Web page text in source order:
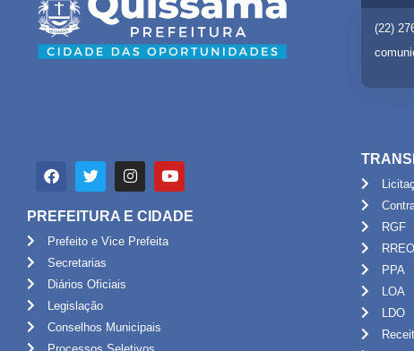
(22)
PREFEITURA E CIDADE
Prefeito e Vice Prefeita
Secretarias
Diários Oficiais
Legislação
Conselhos Municipais
RGF
RREO
PPA
LOA
LDO